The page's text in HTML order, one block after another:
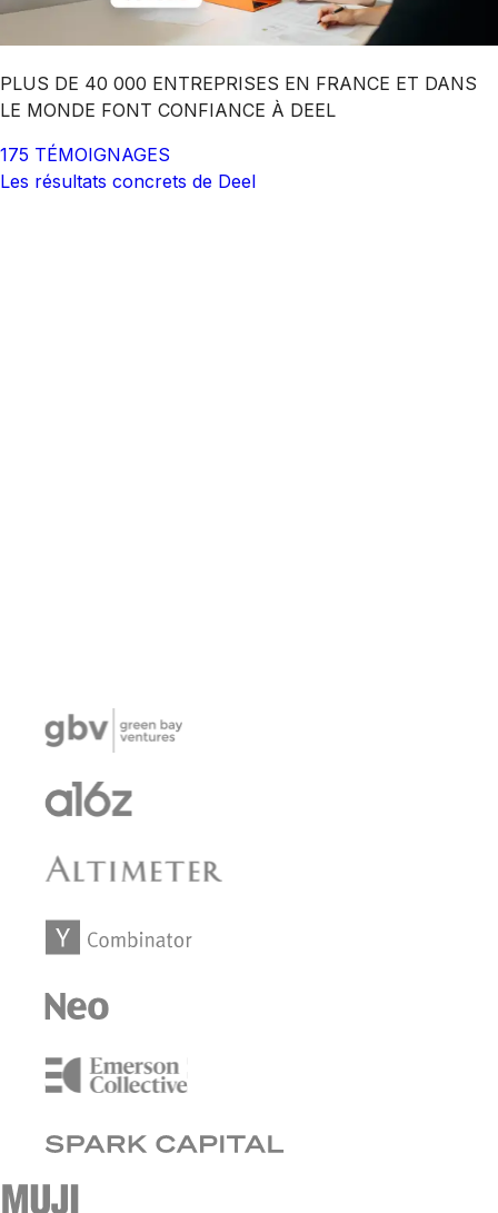
PLUS DE 40 000 ENTREPRISES EN FRANCE ET DANS
LE MONDE FONT CONFIANCE À DEEL
175 TÉMOIGNAGES
Les résultats concrets de Deel